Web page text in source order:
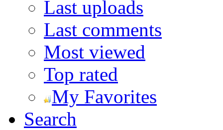
Last uploads
Last comments
Most viewed
Top rated
My Favorites
Search